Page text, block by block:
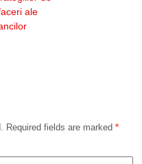
ale
Required fields are marked *